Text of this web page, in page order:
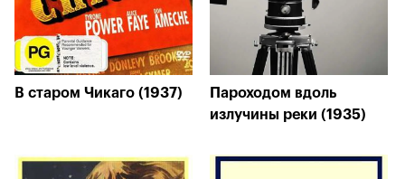
В старом Чикаго (1937)
Пароходом вдоль
излучины реки (1935)